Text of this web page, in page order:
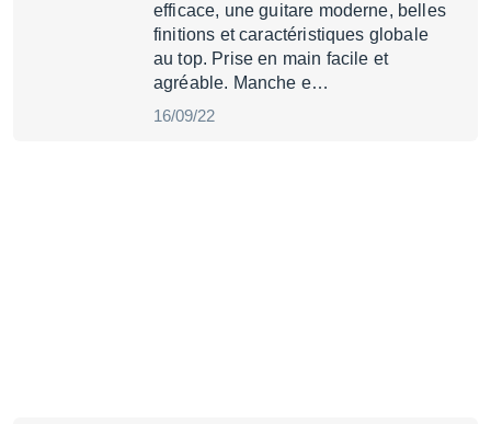
efficace, une guitare moderne, belles
finitions et caractéristiques globale
au top. Prise en main facile et
agréable. Manche e…
16/09/22